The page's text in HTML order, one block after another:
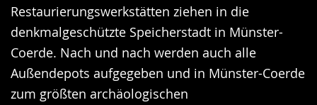
Restaurierungswerkstätten ziehen in die
denkmalgeschützte Speicherstadt in Münster-
Coerde. Nach und nach werden auch alle
Außendepots aufgegeben und in Münster-Coerde
zum größten archäologischen